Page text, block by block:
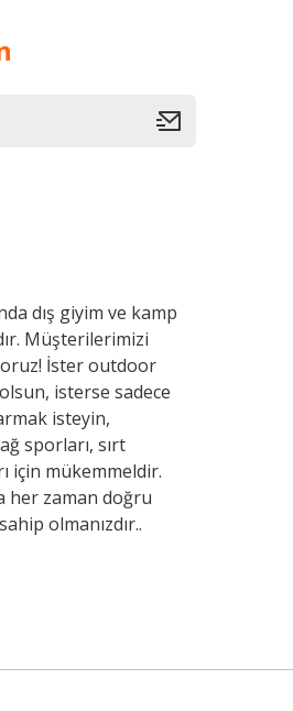
dış giyim ve kamp
Müşterilerimizi
İster outdoor
isterse sadece
isteyin,
sporları, sırt
için mükemmeldir.
her zaman doğru
olmanızdır..